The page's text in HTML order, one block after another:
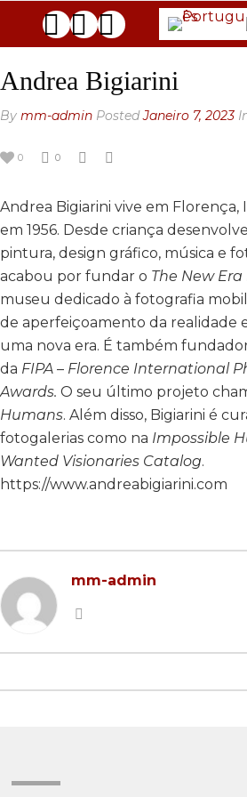
CONTACTOS
GENERAL
2024 EDITION
2023 EDITION
2022 EDITION
2021 EDITION
2020 EDITION
2017 EDITION
2025 EDITION
2024 EDITION
2023 EDITION
2022 EDITION
2021 EDITION
2017 EDITION
Andrea Bigiarini
By mm-admin PostedJaneiro 7, 2023
0 0
Andrea Bigiarini vive em Florença,
em 1956. Desde criança
pintura, design gráfico, música e
acabou por fundar o The New
museu dedicado à fotografia
de aperfeiçoamento da realidade
uma nova era. É também
da FIPA – Florence International
Awards. O seu último projeto
Humans. Além disso, Bigiarini é
fotogalerias como na Impossible
Wanted Visionaries Catalog.
https://www.andreabigiarini.com
mm-admin